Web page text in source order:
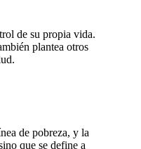
de su propia vida.
plantea otros
de pobreza, y la
que se define a